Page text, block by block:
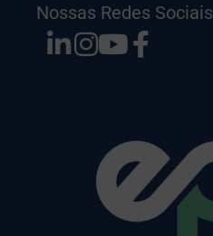
Nossas Redes Sociais